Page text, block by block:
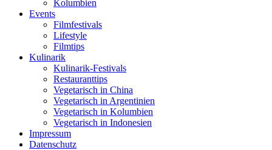
Kolumbien
Events
Filmfestivals
Lifestyle
Filmtips
Kulinarik
Kulinarik-Festivals
Restauranttips
Vegetarisch in China
Vegetarisch in Argentinien
Vegetarisch in Kolumbien
Vegetarisch in Indonesien
Impressum
Datenschutz